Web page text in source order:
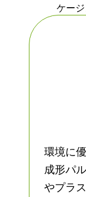
ケー
環境に
成形パ
やプラ